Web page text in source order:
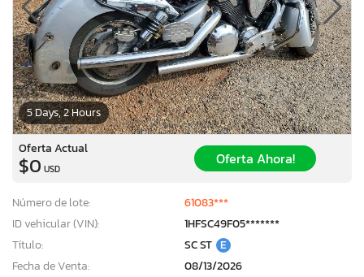
5 Days, 2 Hours
Oferta Actual
$0 USD
Oferta Ahora!
Número de lote:
61083***
ID vehicular (VIN):
1HFSC49F05*******
Título:
SC ST E
Fecha de Venta:
08/13/2026